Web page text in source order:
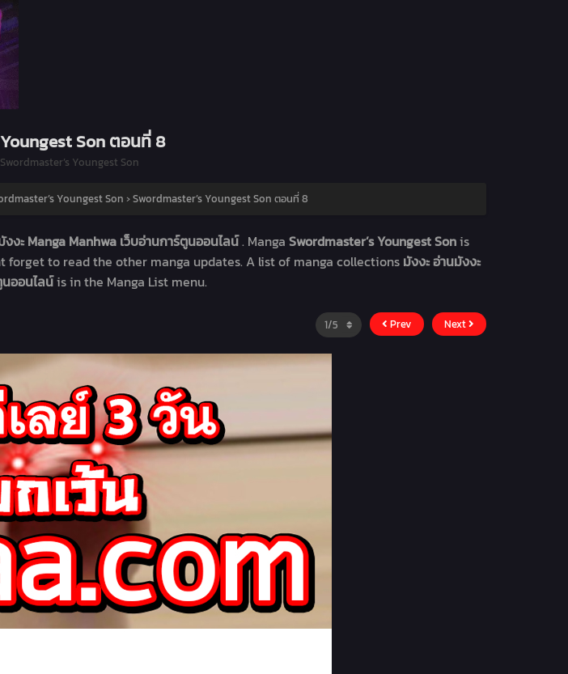
Son ตอนที่ 8
Swordmaster’s Youngest Son
Youngest Son ›Swordmaster’s Youngest Son ตอนที่ 8
งงะ Manga Manhwa เว็บอ่านการ์ตูนออนไลน์. Manga Swordmaster’s Youngest Sonis
forget to read the other manga updates. A list of manga collections มังงะ อ่านมังงะ
นออนไลน์is in the Manga List menu.
Prev Next